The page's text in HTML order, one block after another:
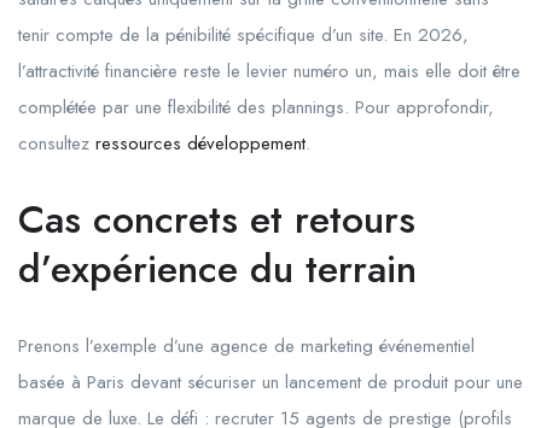
tenir compte de la pénibilité spécifique d’un site. En 2026,
l’attractivité financière reste le levier numéro un, mais elle doit être
complétée par une flexibilité des plannings. Pour approfondir,
consultez ressources développement.
Cas concrets et retours
d’expérience du terrain
Prenons l’exemple d’une agence de marketing événementiel
basée à Paris devant sécuriser un lancement de produit pour une
marque de luxe. Le défi : recruter 15 agents de prestige (profils